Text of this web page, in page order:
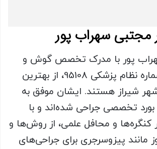
پور با مدرک تخصص گوش و
حلق و بینی و شماره نظام پزشکی 95108، از بهترین
شیراز هستند. ایشان موفق به
تخصصی جراحی شده‌اند و با
و محافل علمی، از روش‌ها و
مانند پیزوسرجری برای جراحی‌های